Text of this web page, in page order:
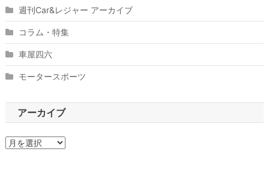
週刊Car&レジャー アーカイブ
コラム・特集
車屋四六
モータースポーツ
アーカイブ
ア